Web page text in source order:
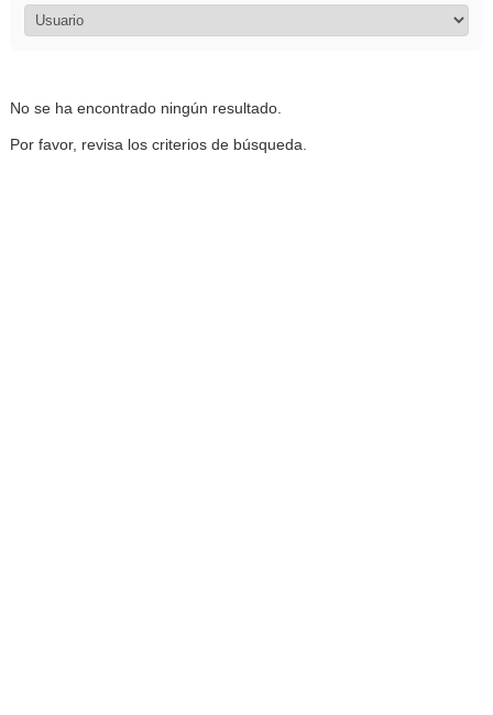
No se ha encontrado ningún resultado.
Por favor, revisa los criterios de búsqueda.